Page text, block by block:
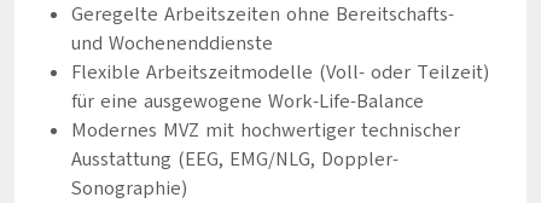
Geregelte Arbeitszeiten ohne Bereitschafts-
und Wochenenddienste
Flexible Arbeitszeitmodelle (Voll- oder Teilzeit)
für eine ausgewogene Work-Life-Balance
Modernes MVZ mit hochwertiger technischer
Ausstattung (EEG, EMG/NLG, Doppler-
Sonographie)